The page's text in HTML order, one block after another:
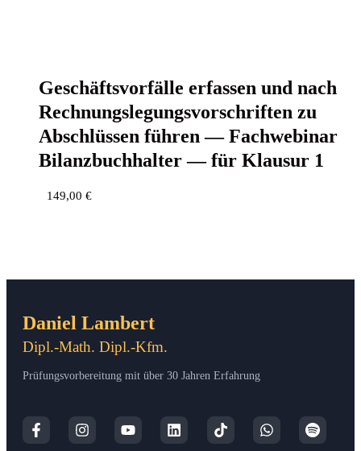
Geschäfts­vor­fäl­le erfas­sen und nach
Rech­nungs­le­gungs­vor­schrif­ten zu
Abschlüs­sen füh­ren — Fach­web­i­nar
Bilanz­buch­hal­ter — für Klau­sur 1
149,00 €
Daniel Lambert
Dipl.-Math. Dipl.-Kfm.
Prüfungsvorbereitung mit über 30 Jahren Erfahrung